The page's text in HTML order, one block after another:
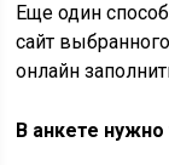
Еще один
сайт
онлайн
В анкете нужно